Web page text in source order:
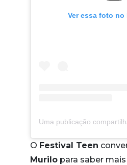
Ver essa foto no
O Festival Teen
Murilo para saber